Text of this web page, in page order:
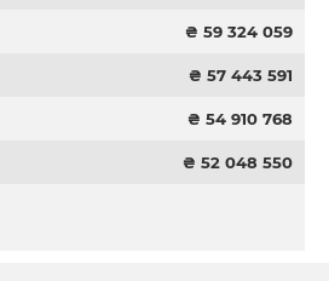
₴ 59 324 059
₴ 57 443 591
₴ 54 910 768
₴ 52 048 550